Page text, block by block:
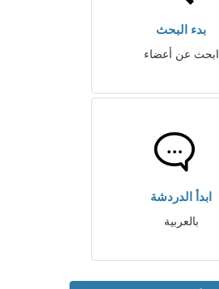
بدء البحث
ابحث عن أعضاء
ابدأ الدردشة
بالعربية